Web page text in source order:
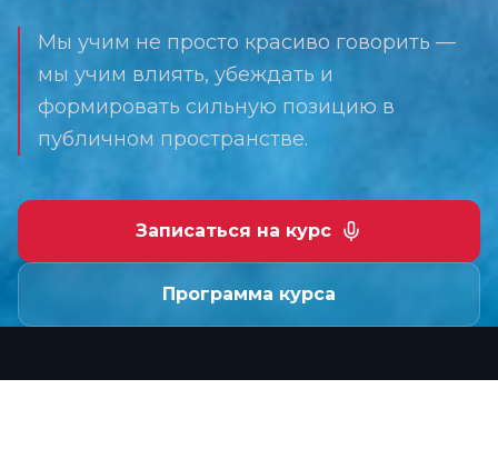
Мы учим не просто красиво говорить —
мы учим влиять, убеждать и
формировать сильную позицию в
публичном пространстве.
Записаться на курс
Программа курса